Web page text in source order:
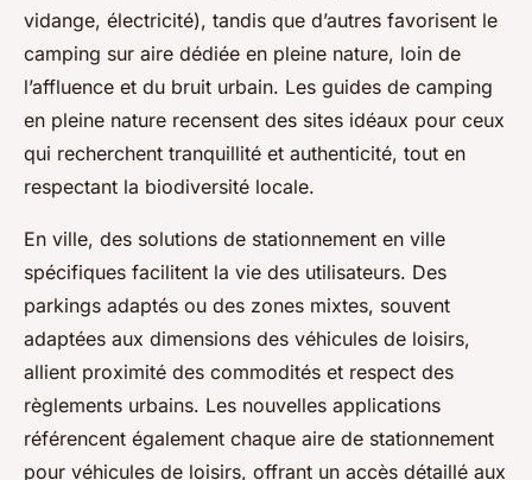
vidange, électricité), tandis que d’autres favorisent le
camping sur aire dédiée en pleine nature, loin de
l’affluence et du bruit urbain. Les guides de camping
en pleine nature recensent des sites idéaux pour ceux
qui recherchent tranquillité et authenticité, tout en
respectant la biodiversité locale.
En ville, des solutions de stationnement en ville
spécifiques facilitent la vie des utilisateurs. Des
parkings adaptés ou des zones mixtes, souvent
adaptées aux dimensions des véhicules de loisirs,
allient proximité des commodités et respect des
règlements urbains. Les nouvelles applications
référencent également chaque aire de stationnement
pour véhicules de loisirs, offrant un accès détaillé aux